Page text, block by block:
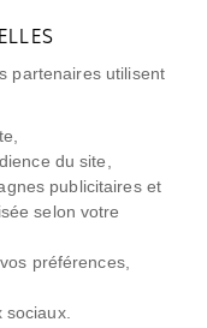
partenaires utilisent
du site,
publicitaires et
selon votre
préférences,
0805 299 049